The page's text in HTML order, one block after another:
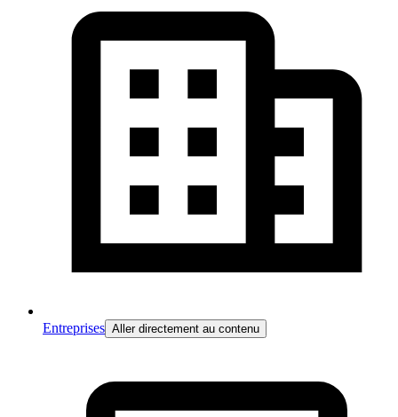
Entreprises Aller directement au contenu